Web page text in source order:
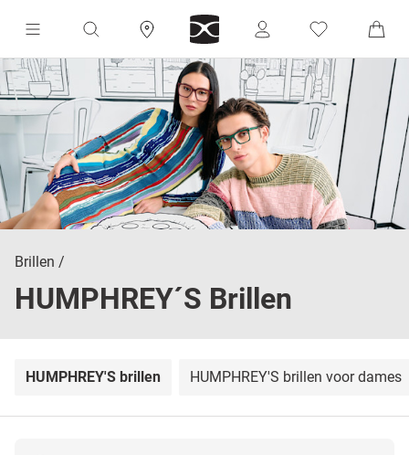
Brillen
HUMPHREY´S Brillen
HUMPHREY'S brillen HUMPHREY'S brillen voor dames